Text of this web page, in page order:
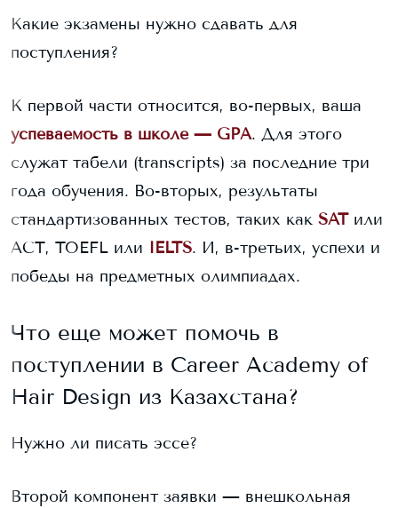
Какие экзамены нужно сдавать для
поступления?
К первой части относится, во-первых, ваша
успеваемость в школе — GPA. Для этого
служат табели (transcripts) за последние три
года обучения. Во-вторых, результаты
стандартизованных тестов, таких как SAT или
ACT, TOEFL или IELTS. И, в-третьих, успехи и
победы на предметных олимпиадах.
Что еще может помочь в
поступлении в Career Academy of
Hair Design из Казахстана?
Нужно ли писать эссе?
Второй компонент заявки — внешкольная